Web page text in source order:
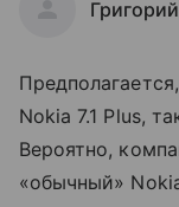
Nokia 7.1 Plus,
Вероятно,
«обычный»